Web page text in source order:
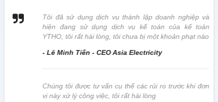
Tôi đã sử dụng dịch vụ thành lập doanh nghiệp và
hiện đang sử dụng dịch vụ kế toán của kế toán
YTHO, tôi rất hài lòng, tôi chưa bị một khoản phạt nào
- Lê Minh Tiến - CEO Asia Electricity
Chúng tôi được tư vấn cụ thể các rủi ro trước khi đơn
vị này xử lý công việc, tôi rất hài lòng